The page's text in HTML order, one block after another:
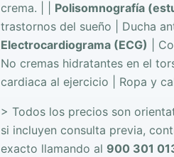
crema. | | Polisomnografía
trastornos del sueño | Ducha
Electrocardiograma (ECG) |
No cremas hidratantes en el
cardiaca al ejercicio | Ropa y
> Todos los precios son
si incluyen consulta previa,
exacto llamando al 900 301